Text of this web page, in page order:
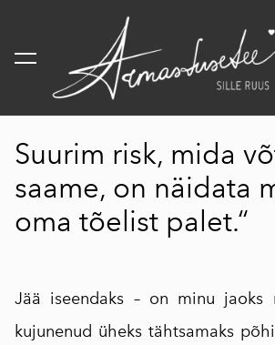
Suurim risk, mida
saame, on näidata
oma tõelist palet.“
Jää iseendaks – on minu jaoks
kujunenud üheks tähtsamaks